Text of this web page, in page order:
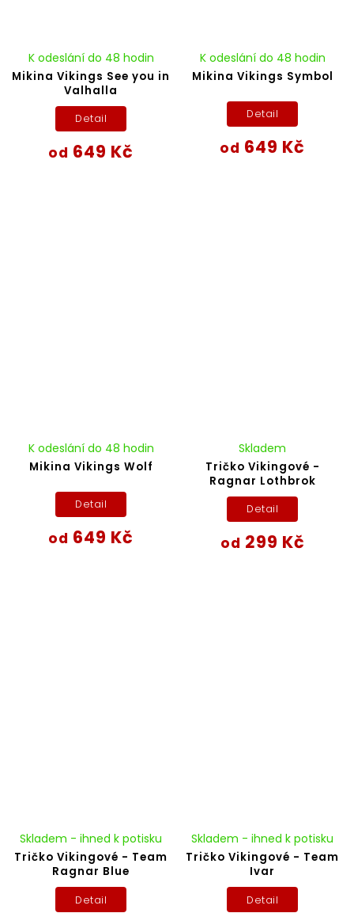
Mikina Vikings See you in
Valhalla
K odeslání do 48 hodin
od 649 Kč
Detail
Mikina Vikings Symbol
K odeslání do 48 hodin
od 649 Kč
Detail
Mikina Vikings Wolf
K odeslání do 48 hodin
od 649 Kč
Detail
Tričko Vikingové -
Ragnar Lothbrok
Skladem
od 299 Kč
Detail
Tričko Vikingové - Team
Ragnar Blue
Skladem - ihned k potisku
Detail
Tričko Vikingové - Team
Ivar
Skladem - ihned k potisku
Detail